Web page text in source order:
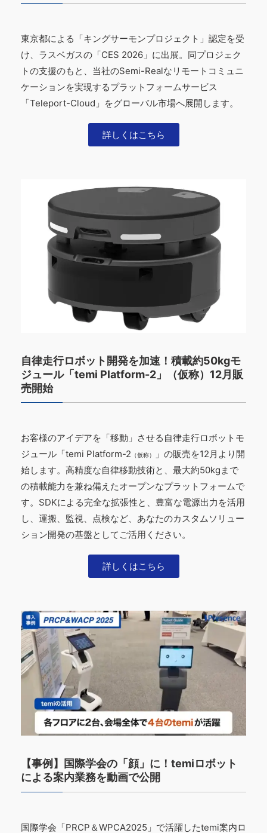
東京都による「キングサーモンプロジェクト」認定を受
け、ラスベガスの「CES 2026」に出展。同プロジェク
トの支援のもと、当社のSemi-Realなリモートコミュニ
ケーションを実現するプラットフォームサービス
「Teleport-Cloud」をグローバル市場へ展開します。
詳しくはこちら
自律走行ロボット開発を加速！積載約50kgモ
ジュール「temi Platform-2」（仮称）12月販
売開始
お客様のアイデアを「移動」させる自律走行ロボットモ
ジュール「temi Platform-2 （仮称）
」の販売を12月より開
始します。高精度な自律移動技術と、最大約50kgまで
の積載能力を兼ね備えたオープンなプラットフォームで
す。SDKによる完全な拡張性と、豊富な電源出力を活用
し、運搬、監視、点検など、あなたのカスタムソリュー
ション開発の基盤としてご活用ください。
詳しくはこちら
【事例】国際学会の「顔」に！temiロボット
による案内業務を動画で公開
国際学会「PRCP＆WPCA2025」で活躍したtemi案内ロ